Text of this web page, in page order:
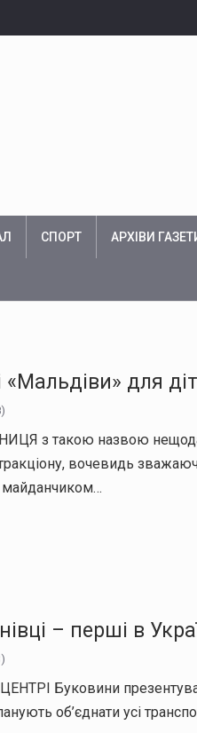
СПОРТ АРХІВИ
для
з такою назвою
вочевидь
– перші в
Буковини
об’єднати усі